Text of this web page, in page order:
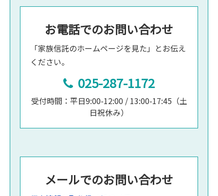
お電話でのお問い合わせ
「家族信託のホームページを見た」とお伝え
ください。
025-287-1172
受付時間：平日9:00-12:00 / 13:00-17:45（土
日祝休み）
メールでのお問い合わせ